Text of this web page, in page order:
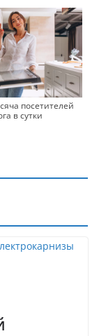
посетителей
в сутки